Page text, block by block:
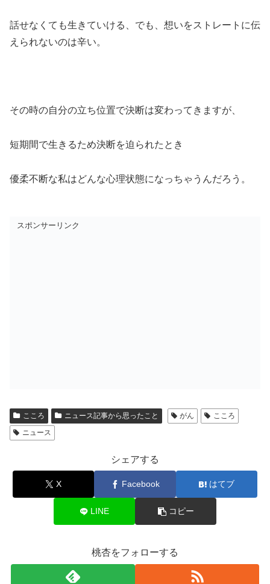
話せなくても生きていける、でも、想いをストレートに伝
えられないのは辛い。
その時の自分の立ち位置で決断は変わってきますが、
短期間で生きるため決断を迫られたとき
優柔不断な私はどんな心理状態になっちゃうんだろう。
スポンサーリンク
こころ ニュース記事から思ったこと がん
こころ
ニュース
シェアする
X Facebook はてブ
LINE コピー
桃杏をフォローする